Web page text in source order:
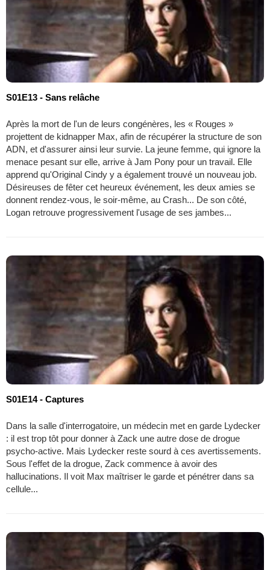
S01E13 - Sans relâche
Après la mort de l'un de leurs congénères, les « Rouges »
projettent de kidnapper Max, afin de récupérer la structure de son
ADN, et d'assurer ainsi leur survie. La jeune femme, qui ignore la
menace pesant sur elle, arrive à Jam Pony pour un travail. Elle
apprend qu'Original Cindy y a également trouvé un nouveau job.
Désireuses de fêter cet heureux événement, les deux amies se
donnent rendez-vous, le soir-même, au Crash... De son côté,
Logan retrouve progressivement l'usage de ses jambes...
S01E14 - Captures
Dans la salle d'interrogatoire, un médecin met en garde Lydecker
: il est trop tôt pour donner à Zack une autre dose de drogue
psycho-active. Mais Lydecker reste sourd à ces avertissements.
Sous l'effet de la drogue, Zack commence à avoir des
hallucinations. Il voit Max maîtriser le garde et pénétrer dans sa
cellule...